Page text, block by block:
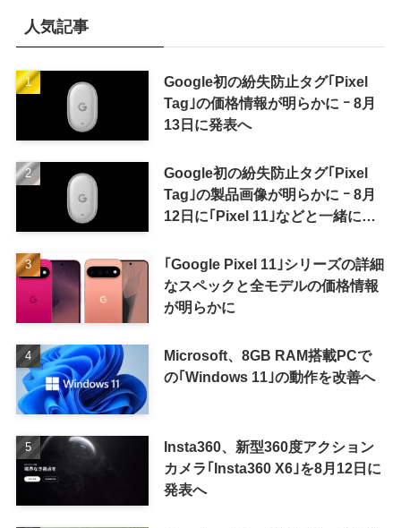
人気記事
Google初の紛失防止タグ｢Pixel
Tag｣の価格情報が明らかに ｰ 8月
13日に発表へ
Google初の紛失防止タグ｢Pixel
Tag｣の製品画像が明らかに ｰ 8月
12日に｢Pixel 11｣などと一緒に発
｢Google Pixel 11｣シリーズの詳細
なスペックと全モデルの価格情報
が明らかに
Microsoft、8GB RAM搭載PCで
の｢Windows 11｣の動作を改善へ
Insta360、新型360度アクション
カメラ｢Insta360 X6｣を8月12日に
発表へ